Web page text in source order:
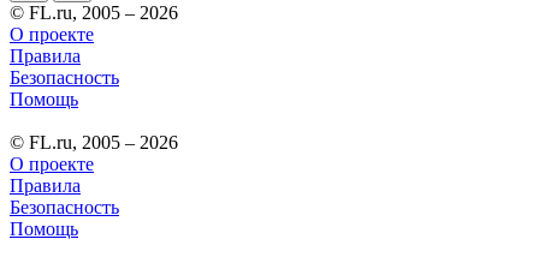
© FL.ru, 2005 – 2026
О проекте
Правила
Безопасность
Помощь
© FL.ru, 2005 – 2026
О проекте
Правила
Безопасность
Помощь